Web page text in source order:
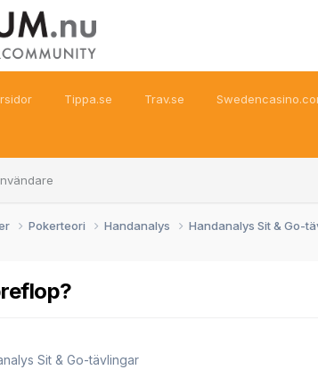
Tippa.se Trav.se
Pokerteori Handanalys Handanalys Sit & Go-
Sit & Go-tävlingar